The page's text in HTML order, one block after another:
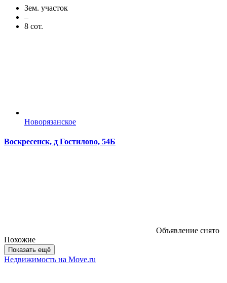
Зем. участок
–
8 сот.
Новорязанское
Воскресенск, д Гостилово, 54Б
Объявление снято
Похожие
Показать ещё
Недвижимость на Move.ru